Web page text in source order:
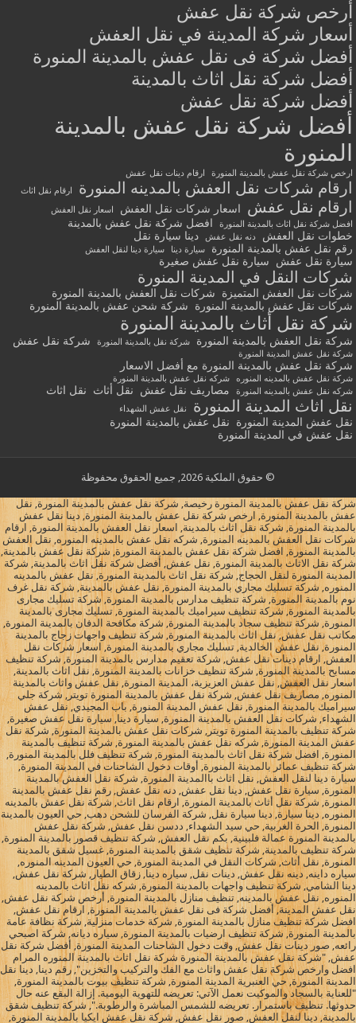
أرخص شركة نقل عفش
أسعار شركة المدينة في نقل العفش
أفضل شركة فى نقل عفش بالمدينة المنورة
أفضل شركة نقل اثاث بالمدينة
أفضل شركة نقل عفش
أفضل شركة نقل عفش بالمدينة
المنورة
ارخص شركة نقل عفش بالمدينة المنورة ارقام دينات نقل عفش
ارقام شركات نقل العفش بالمدينه المنورة ارقام نقل اثاث
ارقام نقل عفش اسعار شركات نقل العفش
اسعار نقل العفش
افضل شركة نقل اثاث بالمدينة المنورة
افضل شركة نقل عفش بالمدينة
خطوات نقل العفش
دنه نقل عفش
دينا سيارة نقل
رقم نقل عفش بالمدينة المنورة
سيارة دينا سيارة دينا لنقل العفش
سيارة نقل عفش سيارة نقل عفش صغيرة
شركات النقل في المدينة المنورة
شركات نقل العفش المتميزة
شركات نقل العفش بالمدينة المنورة
شركات نقل عفش بالمدينة المنورة
شركة شحن عفش بالمدينة المنورة
شركة نقل أثاث بالمدينة المنورة
شركة نقل العفش بالمدينة المنورة شركة نقل بالمدينة المنورة شركة نقل عفش
شركة نقل عفش المدينة المنورة
شركة نقل عفش بالمدينة المنورة مع أفضل الاسعار
شركة نقل عفش بالمدينه المنوره
شركه نقل عفش بالمدينة المنورة
شركه نقل عفش بالمدينه المنورة
مصاريف نقل عفش نقل أثاث نقل اثاث
نقل اثاث المدينة المنورة نقل عفش الشهداء
نقل عفش المدينة المنورة
نقل عفش بالمدينة المنورة
نقل عفش في المدينة المنورة
© حقوق الملكية 2026, جميع الحقوق محفوظة
شركة نقل عفش بالمدينة المنورة رخيصة, شركة نقل عفش بالمدينة المنورة, نقل
عفش بالمدينة المنورة, ارخص شركة نقل عفش بالمدينة المنورة, دينا نقل عفش
بالمدينة المنورة, شركة نقل اثاث بالمدينة, اسعار نقل العفش بالمدينة المنورة, ارقام
شركات نقل العفش بالمدينه المنورة, شركه نقل عفش بالمدينه المنوره, نقل العفش
بالمدينة المنورة, افضل شركة نقل عفش بالمدينة المنورة, شركة نقل عفش بالمدينة,
شركة نقل الاثاث بالمدينة المنورة, نقل عفش, أفضل شركة نقل اثاث بالمدينة, شركة
المدينة المنورة لنقل الحجاج, شركة نقل اثاث بالمدينة المنورة, نقل عفش بالمدينه
المنوره, شركة تسليك مجاري بالمدينة المنورة, نقل عفش بالمدينة, شركة نقل غرف
نوم بالمدينة المنورة, شركة تنظيف مدارس بالمدينة المنورة, شركة تسليك مجارى
بالمدينة المنورة, شركة تنظيف سيراميك بالمدينة المنورة, تسليك مجارى بالمدينة
المنورة, شركة تنظيف سجاد بالمدينة المنورة, شركة مكافحة الدفان بالمدينة المنورة,
مكاتب نقل عفش, نقل اثاث بالمدينة المنورة, شركة تنظيف واجهات زجاج بالمدينة
المنورة, نقل عفش الخالدية, تسليك مجاري بالمدينة المنورة, اسعار شركات نقل
العفش, ارقام دينات نقل عفش, شركة تعقيم مدارس بالمدينة المنورة, شركة تنظيف
مسابح بالمدينة المنورة, شركة تنظيف خزانات بالمدينة المنورة, نقل اثاث بالمدينة,
اسعار نقل العفش, نقل عفش العزيزية، المدينة المنورة, نقل عفش واثاث بالمدينة
المنوره, مصاريف نقل عفش, شركة نقل عفش بالمدينة المنورة تويتر, شركة جلي
سيراميك بالمدينة المنورة, نقل عفش المدينة المنورة, باب المجيدي, نقل عفش
الشهداء, شركات نقل العفش بالمدينة المنورة, سيارة دينا, سيارة نقل عفش صغيرة,
شركة تنظيف بالمدينة المنورة تويتر, شركات نقل عفش بالمدينة المنورة, شركة نقل
عفش المدينة المنورة, شركه نقل عفش بالمدينة المنورة, شركة تنظيف بالمدينة
المنورة, افضل شركة نقل اثاث بالمدينة المنورة, شركة تنظيف فلل بالمدينة المنورة,
شركة تنظيف عمائر بالمدينة المنورة, أوقات دخول الشاحنات في المدينة المنورة,
سيارة دينا لنقل العفش, نقل اثاث باالمدينة المنورة, شركة نقل العفش بالمدينة
المنورة, سيارة نقل عفش, دينا نقل عفش, دنه نقل عفش, رقم نقل عفش بالمدينة
المنورة, شركة نقل أثاث بالمدينة المنورة, ارقام نقل اثاث, شركة نقل عفش بالمدينه
المنوره, دينا سيارة, دينا سيارة نقل, شركة الفرسان للشحن دهب, حي العيون بالمدينة
المنورة, الحرة الغربية, حي سيد الشهداء, ددسن نقل عفش, شركة نقل عفش
بالمدينة المنورة عمالة فلبينية, بكم نقل العفش, شركة تنظيف قصور بالمدينة المنورة,
شركة تنظيف بالمدينة, شركة تنظيف شقق بالمدينة المنورة, غسيل شقق بالمدينة
المنورة, نقل أثاث, شركات النقل في المدينة المنورة, حي العيون المدينه المنوره,
سياره داينه, دينه نقل عفش, دينات نقل, سياره دينا, زقاق الطيار, شركة نقل عفش,
دينا الشامي, شركة تنظيف واجهات بالمدينة المنورة, شركه نقل اثاث بالمدينه
المنوره, نقل عفش بالمدينه, تنظيف منازل بالمدينة المنورة, أرخص شركة نقل عفش,
نقل عفش المدينة, أفضل شركة فى نقل عفش بالمدينة المنورة, ارقام نقل عفش,
افضل شركة تنظيف منازل بالمدينة المنورة, شركة خدمات منزلية, شركة نظافة عامة
بالمدينة المنورة, شركة تنظيف ارضيات بالمدينة المنورة, سياره ديانه, شركة اصبحي
رائعه, صور دينات نقل عفش, وقت دخول الشاحنات المدينة المنورة, أفضل شركة نقل
عفش, "شركة نقل عفش بالمدينة المنورة شركة نقل اثاث بالمدينة المنوره المرام
افضل وارخص شركة نقل عفش واثاث مع الفك والتركيب والتخزين", رقم دينا, دينا نقل
المدينة المنورة, حي العنبرية المدينة المنورة, شركة تنظيف بيوت بالمدينة المنورة,
"للعناية بالسجاد والموكيت نعمل الآتي: تعريضه للتهوية اليومية. إزالة البقع عنه حال
حدوثها. تنظيف باستمرار. تعريضه للشمس المباشرة والرطوبة.", شركة تنظيف شقق
بالمدينة, دينا لنقل العفش, صور نقل عفش, شركة نقل عفش ايكيا بالمدينة المنورة,